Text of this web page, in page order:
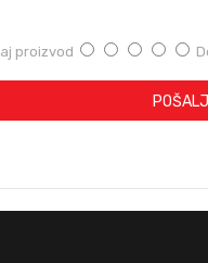
proizvod
POŠALJI